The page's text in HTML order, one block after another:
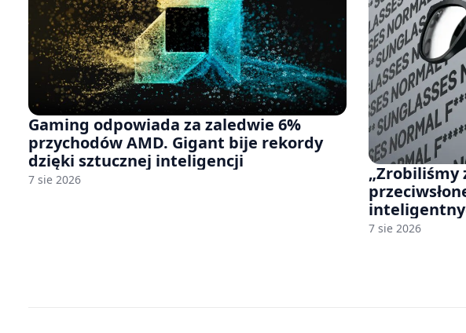
Gaming odpowiada za zaledwie 6%
przychodów AMD. Gigant bije rekordy
dzięki sztucznej inteligencji
7 sie 2026
„Zrobiliśmy
7 sie 2026